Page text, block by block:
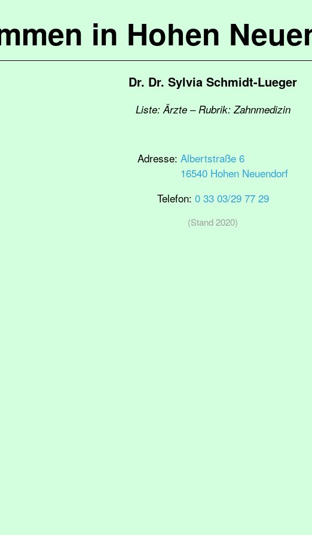
in Hohen
Dr. Dr. Sylvia Schmidt-Lueger
Liste: Ärzte – Rubrik: Zahnmedizin
Adresse: Albertstraße 6
16540 Hohen Neuendorf
Telefon: 0 33 03/29 77 29
(Stand 2020)